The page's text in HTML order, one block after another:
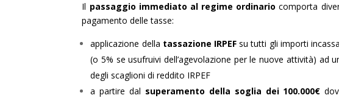
Il passaggio immediato al regime ordinario comporta
pagamento delle tasse:
applicazione della tassazione IRPEF su tutti gli importi
(o 5% se usufruivi dell’agevolazione per le nuove attività) ad
degli scaglioni di reddito IRPEF
a partire dal superamento della soglia dei 100.000€